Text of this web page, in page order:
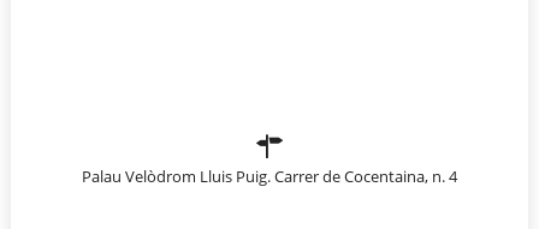
Palau Velòdrom Lluis Puig. Carrer de Cocentaina, n. 4